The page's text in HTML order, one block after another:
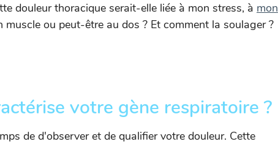
douleur thoracique serait-elle liée à mon stress, à mon
muscle ou peut-être au dos ? Et comment la soulager ?
votre gène respiratoire ?
de d'observer et de qualifier votre douleur. Cette